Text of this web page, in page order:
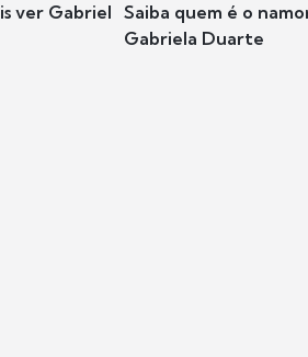
ver Gabriel Saiba quem é o
Gabriela Duarte